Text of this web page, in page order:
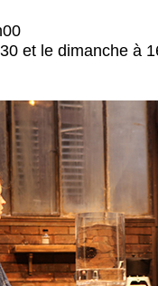
et le dimanche à